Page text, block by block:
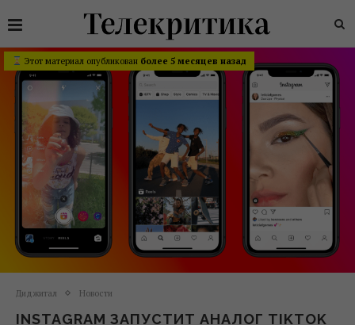
Этот материал опубликован более 5 месяцев назад
Диджитал Новости
INSTAGRAM ЗАПУСТИТ АНАЛОГ TIKTOK